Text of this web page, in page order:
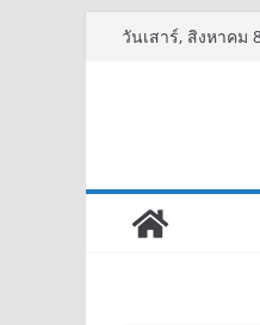
วันเสาร์, สิงหาคม